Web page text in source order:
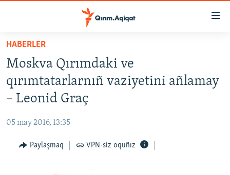
Esas
qaytmaq
Baş
navigatsiyağa
qaytmaq
Qıdıruvğa
qaytmaq
HABERLER
İQTİSADİYAT
MEDENİYET
İNSAN AQLARI
HABERLER
Moskva Qırımdaki ve
qırımtatarlarnıñ vaziyetini añlamay
– Leonid Graç
05 may 2016, 13:35
Paylaşmaq VPN-siz oquñız